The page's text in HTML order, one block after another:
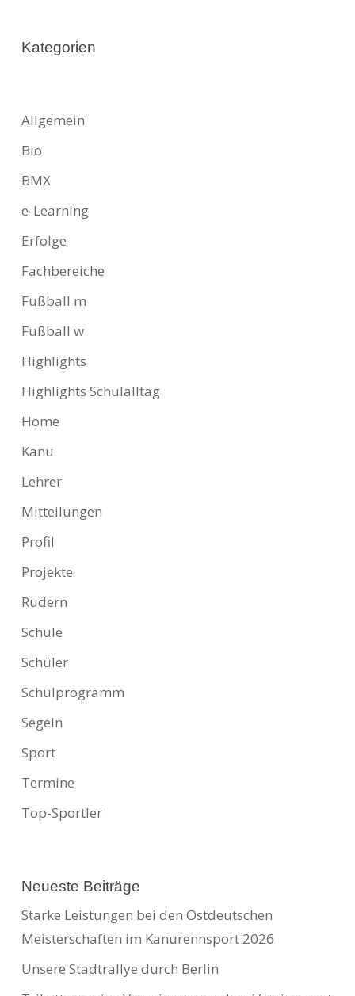
Kategorien
Allgemein
Bio
BMX
e-Learning
Erfolge
Fachbereiche
Fußball m
Fußball w
Highlights
Highlights Schulalltag
Home
Kanu
Lehrer
Mitteilungen
Profil
Projekte
Rudern
Schule
Schüler
Schulprogramm
Segeln
Sport
Termine
Top-Sportler
Neueste Beiträge
Starke Leistungen bei den Ostdeutschen
Meisterschaften im Kanurennsport 2026
Unsere Stadtrallye durch Berlin